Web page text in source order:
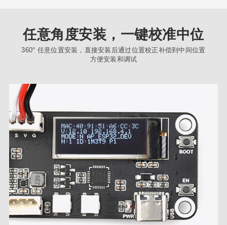
任意角度安装，一键校准中位
360° 任意位置安装，直接安装后通过位置校正补偿到中间位置
方便安装和调试